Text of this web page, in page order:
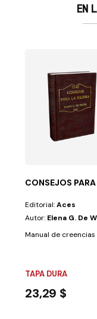
EN
central de la historia
CONSEJOS
Editorial:Aces
Autor: Elena G. De
Manual de
TAPA DURA
23,29 $